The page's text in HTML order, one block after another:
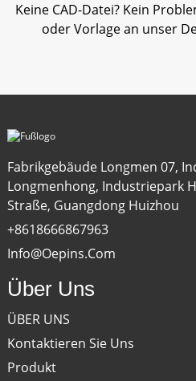
Keine CAD-Datei? Kein
oder Vorlage an unser
Fabrikgebäude Longmen 07,
Longmenhong, Industriepark
Straße, Guangdong Huizhou
+8618666867963
Info@oepins.com
Über Uns
ÜBER UNS
Kontaktieren Sie Uns
Produkt